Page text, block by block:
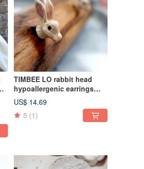
TIMBEE LO rabbit head
hypoallergenic earrings
pink beige resin enamel
hand-painted coating
limited goods
US$ 14.69
5 (1)